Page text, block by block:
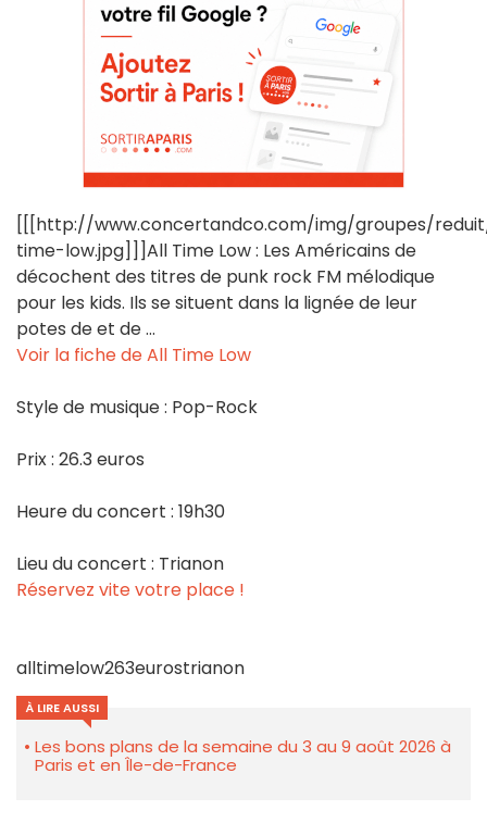
[[[http://www.concertandco.com/img/groupes/
time-low.jpg]]]All Time Low : Les Américains de
décochent des titres de punk rock FM mélodique
pour les kids. Ils se situent dans la lignée de leur
potes de et de ...
Voir la fiche de All Time Low
Style de musique : Pop-Rock
Prix : 26.3 euros
Heure du concert : 19h30
Lieu du concert : Trianon
Réservez vite votre place !
alltimelow263eurostrianon
À LIRE AUSSI
Les bons plans de la semaine du 3 au 9 août 2026 à
Paris et en Île-de-France